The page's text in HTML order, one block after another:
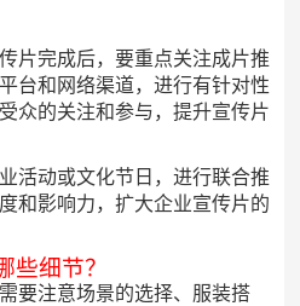
片完成后，要重点关注成片推
台和网络渠道，进行有针对性
众的关注和参与，提升宣传片
活动或文化节日，进行联合推
和影响力，扩大企业宣传片的
些细节？
要注意场景的选择、服装搭